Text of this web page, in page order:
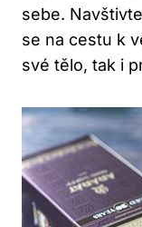
sebe.
se na cestu k
své tělo, tak i